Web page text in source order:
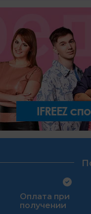
Оплата при
получении